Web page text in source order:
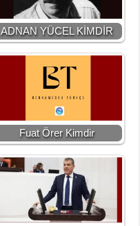
ADNAN YÜCEL KİMDİR
Fuat Örer Kimdir